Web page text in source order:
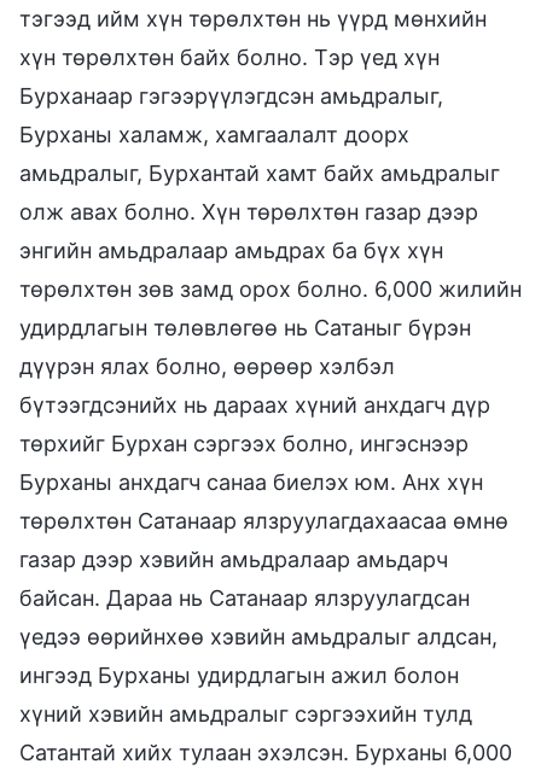
тэгээд ийм хүн төрөлхтөн нь үүрд мөнхийн
хүн төрөлхтөн байх болно. Тэр үед хүн
Бурханаар гэгээрүүлэгдсэн амьдралыг,
Бурханы халамж, хамгаалалт доорх
амьдралыг, Бурхантай хамт байх амьдралыг
олж авах болно. Хүн төрөлхтөн газар дээр
энгийн амьдралаар амьдрах ба бүх хүн
төрөлхтөн зөв замд орох болно. 6,000 жилийн
удирдлагын төлөвлөгөө нь Сатаныг бүрэн
дүүрэн ялах болно, өөрөөр хэлбэл
бүтээгдсэнийх нь дараах хүний анхдагч дүр
төрхийг Бурхан сэргээх болно, ингэснээр
Бурханы анхдагч санаа биелэх юм. Анх хүн
төрөлхтөн Сатанаар ялзруулагдахаасаа өмнө
газар дээр хэвийн амьдралаар амьдарч
байсан. Дараа нь Сатанаар ялзруулагдсан
үедээ өөрийнхөө хэвийн амьдралыг алдсан,
ингээд Бурханы удирдлагын ажил болон
хүний хэвийн амьдралыг сэргээхийн тулд
Сатантай хийх тулаан эхэлсэн. Бурханы 6,000